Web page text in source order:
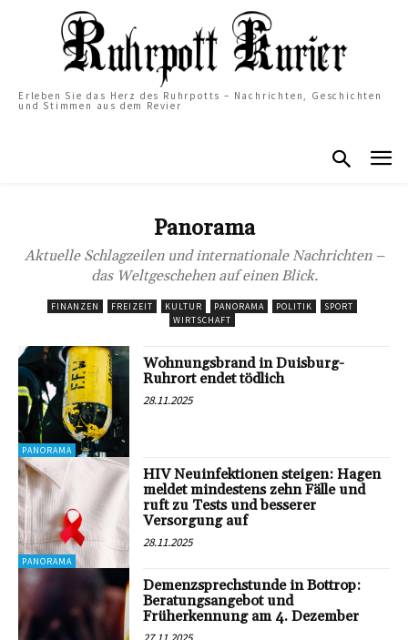
Erleben Sie das Herz des Ruhrpotts – Nachrichten, Geschichten
und Stimmen aus dem Revier
Panorama
Aktuelle Schlagzeilen und internationale Nachrichten –
das Weltgeschehen auf einen Blick.
FINANZEN FREIZEIT KULTUR PANORAMA POLITIK
SPORT
WIRTSCHAFT
PANORAMA
Wohnungsbrand in Duisburg-
Ruhrort endet tödlich
28.11.2025
PANORAMA
HIV Neuinfektionen steigen: Hagen
meldet mindestens zehn Fälle und
ruft zu Tests und besserer
Versorgung auf
28.11.2025
Demenzsprechstunde in Bottrop:
Beratungsangebot und
Früherkennung am 4. Dezember